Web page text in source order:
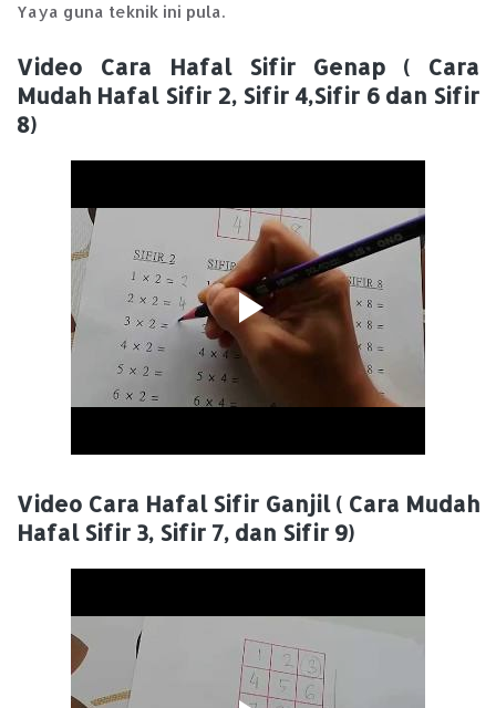
Yaya guna teknik ini pula.
Video Cara Hafal Sifir Genap ( Cara
Mudah Hafal Sifir 2, Sifir 4,Sifir 6 dan Sifir
8)
Video Cara Hafal Sifir Ganjil ( Cara Mudah
Hafal Sifir 3, Sifir 7, dan Sifir 9)